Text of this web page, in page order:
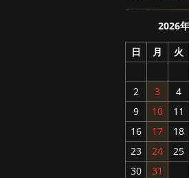
2026
日
月 火
2
3 4
9
10 11
16
17 18
23
24 25
30
31